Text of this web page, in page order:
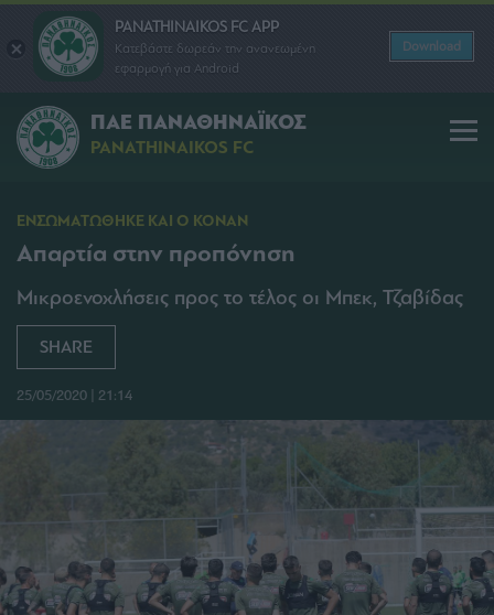
PANATHINAIKOS FC APP
Κατεβάστε δωρεάν την ανανεωμένη
εφαρμογή για Android
Download
ΠΑΕ ΠΑΝΑΘΗΝΑΪΚΟΣ
PANATHINAIKOS FC
ΕΝΣΩΜΑΤΩΘΗΚΕ ΚΑΙ Ο ΚΟΝΑΝ
Απαρτία στην προπόνηση
Μικροενοχλήσεις προς το τέλος οι Μπεκ, Τζαβίδας
SHARE
25/05/2020 | 21:14